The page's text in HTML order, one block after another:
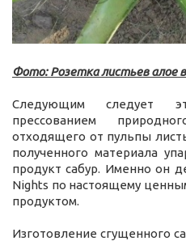
Фото: Розетка листьев алое
Следующим следует
прессованием
отходящего от пульпы
полученного материала
продукт сабур. Именно он
Nights по настоящему
продуктом.
Изготовление сгущенного